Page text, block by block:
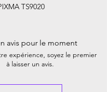
TS9020
avis pour le moment
expérience, soyez le premier
à laisser un avis.